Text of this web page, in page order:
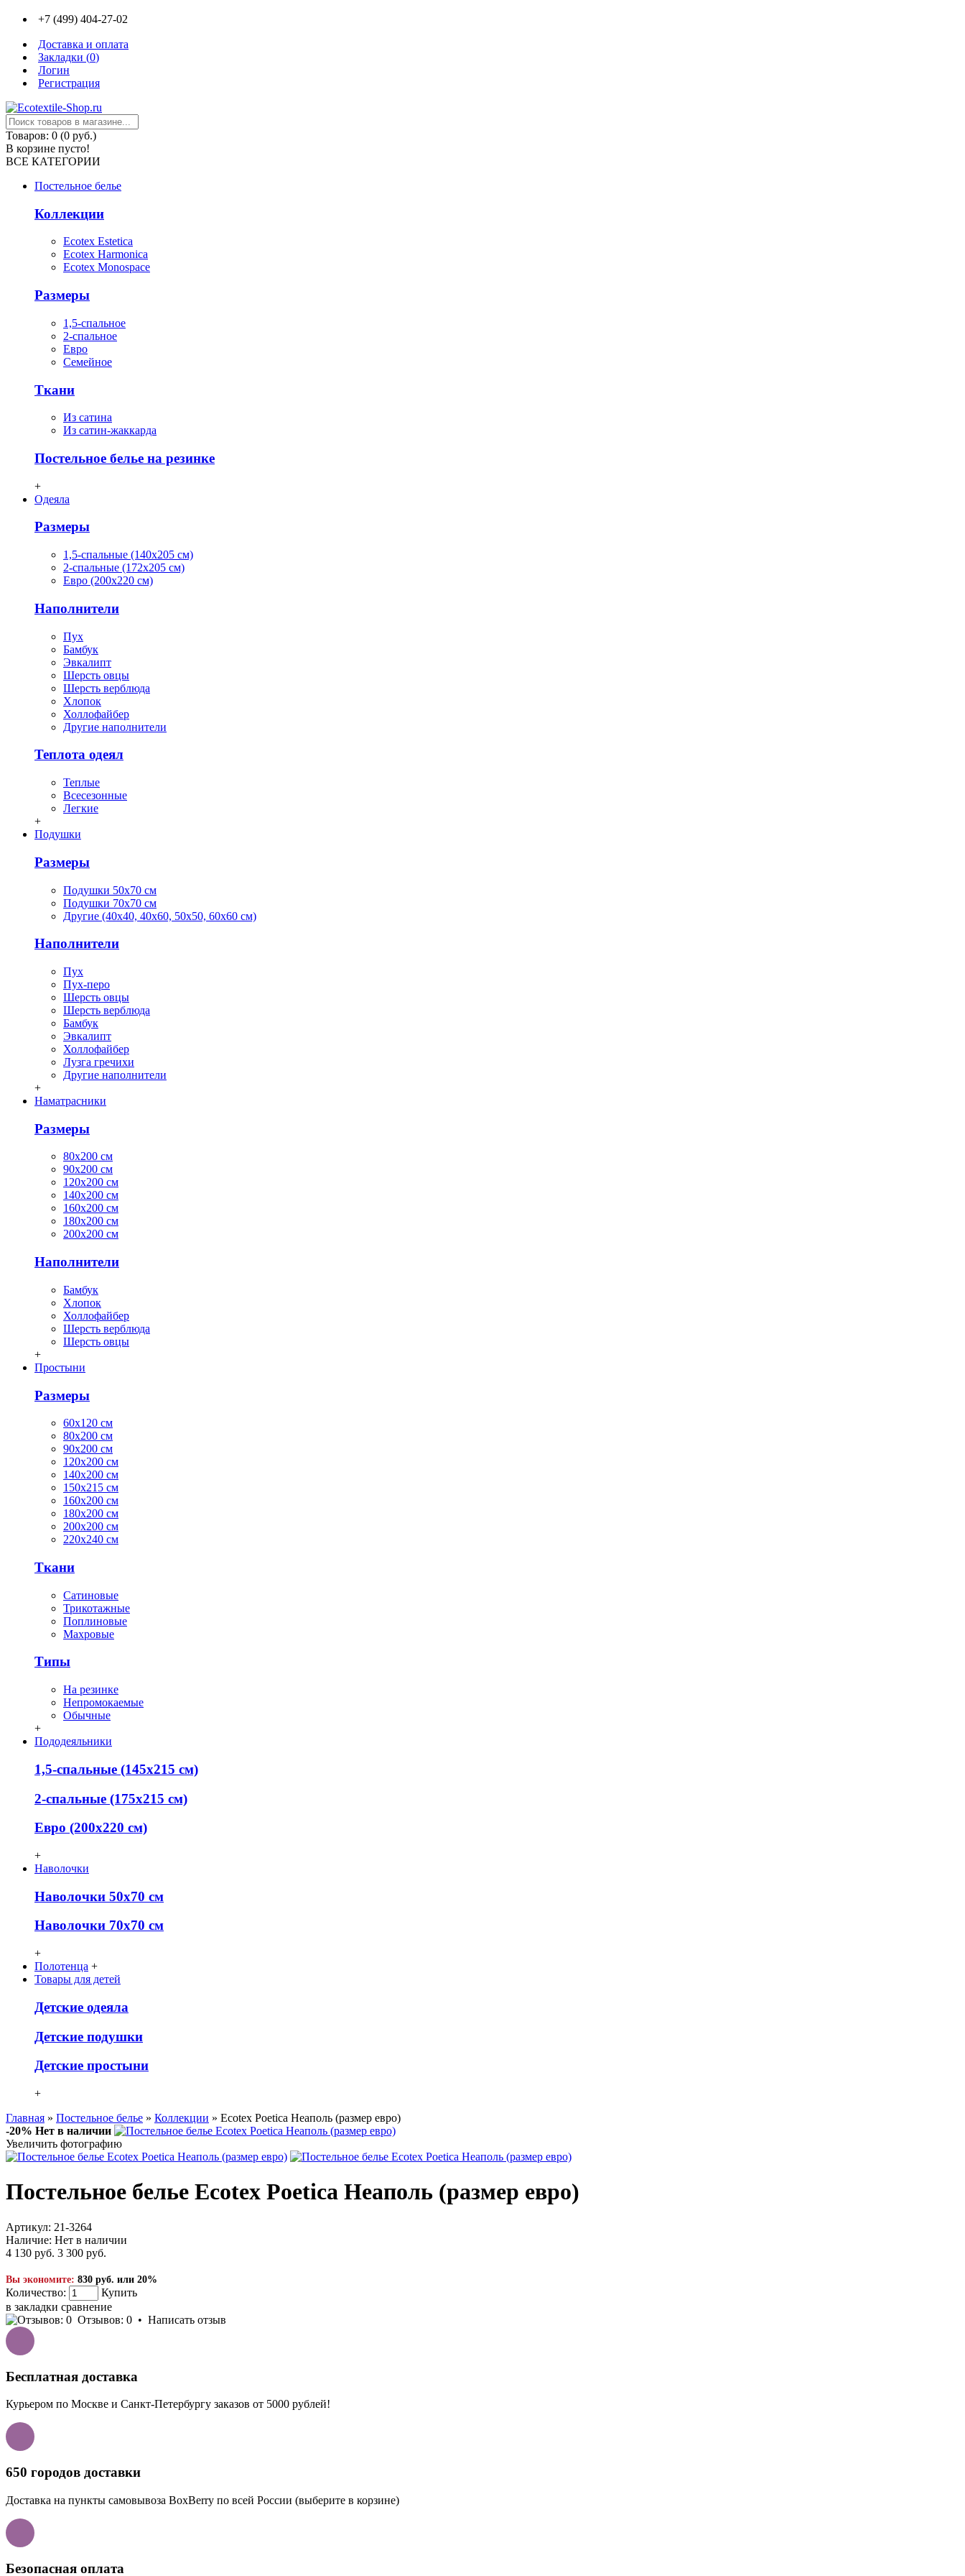
+7 (499) 404-27-02
Доставка и оплата
Закладки (0)
Логин
Регистрация
Товаров: 0 (0 руб.)
В корзине пусто!
ВСЕ КАТЕГОРИИ
Постельное белье
Коллекции
Ecotex Estetica
Ecotex Harmonica
Ecotex Monospace
Размеры
1,5-спальное
2-спальное
Евро
Семейное
Ткани
Из сатина
Из сатин-жаккарда
Постельное белье на резинке
+
Одеяла
Размеры
1,5-спальные (140х205 см)
2-спальные (172х205 см)
Евро (200х220 см)
Наполнители
Пух
Бамбук
Эвкалипт
Шерсть овцы
Шерсть верблюда
Хлопок
Холлофайбер
Другие наполнители
Теплота одеял
Теплые
Всесезонные
Легкие
+
Подушки
Размеры
Подушки 50х70 см
Подушки 70х70 см
Другие (40х40, 40х60, 50х50, 60х60 см)
Наполнители
Пух
Пух-перо
Шерсть овцы
Шерсть верблюда
Бамбук
Эвкалипт
Холлофайбер
Лузга гречихи
Другие наполнители
+
Наматрасники
Размеры
80х200 см
90х200 см
120х200 см
140х200 см
160х200 см
180х200 см
200х200 см
Наполнители
Бамбук
Хлопок
Холлофайбер
Шерсть верблюда
Шерсть овцы
+
Простыни
Размеры
60х120 см
80х200 см
90х200 см
120х200 см
140х200 см
150х215 см
160х200 см
180х200 см
200х200 см
220х240 см
Ткани
Сатиновые
Трикотажные
Поплиновые
Махровые
Типы
На резинке
Непромокаемые
Обычные
+
Пододеяльники
1,5-спальные (145х215 см)
2-спальные (175х215 см)
Евро (200х220 см)
+
Наволочки
Наволочки 50х70 см
Наволочки 70х70 см
+
Полотенца +
Товары для детей
Детcкие одеяла
Детские подушки
Детские простыни
+
Главная » Постельное белье » Коллекции » Ecotex Poetica Неаполь (размер евро)
-20% Нет в наличии
Увеличить фотографию
Постельное белье Ecotex Poetica Неаполь (размер евро)
Артикул: 21-3264
Наличие: Нет в наличии
4 130 руб. 3 300 руб.
Вы экономите: 830 руб. или 20%
Количество:
Купить
в закладки сравнение
Отзывов: 0 • Написать отзыв
Бесплатная доставка
Курьером по Москве и Санкт-Петербургу заказов от 5000 рублей!
650 городов доставки
Доставка на пункты самовывоза BoxBerry по всей России (выберите в корзине)
Безопасная оплата